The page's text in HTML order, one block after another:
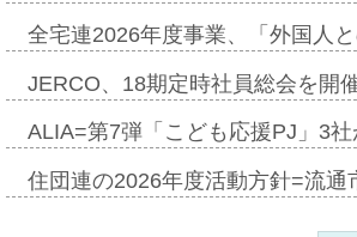
全宅連2026年度事業、「外国人
JERCO、18期定時社員総会を開
ALIA=第7弾「こども応援PJ」3
住団連の2026年度活動方針=流